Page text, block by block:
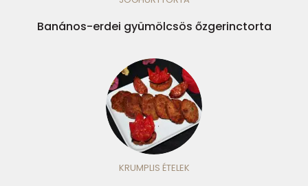
Banános-erdei gyümölcsös őzgerinctorta
KRUMPLIS ÉTELEK